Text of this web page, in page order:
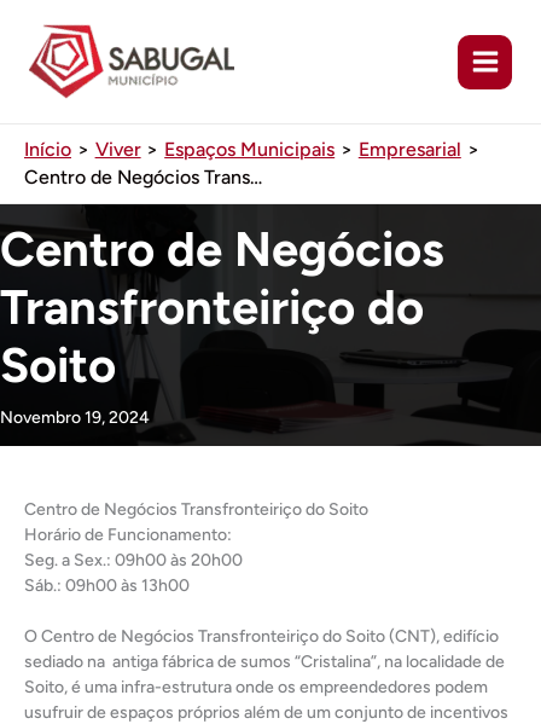
conteúdo
Início Viver Espaços Municipais
Empresarial
Centro de Negócios Transfronteiriço do Soito
Centro de Negócios
Transfronteiriço do
Soito
Novembro 19, 2024
Centro de Negócios Transfronteiriço do Soito
Horário de Funcionamento:
Seg. a Sex.: 09h00 às 20h00
Sáb.: 09h00 às 13h00
O Centro de Negócios Transfronteiriço do Soito (CNT), edifício
sediado na antiga fábrica de sumos “Cristalina”, na localidade de
Soito, é uma infra-estrutura onde os empreendedores podem
usufruir de espaços próprios além de um conjunto de incentivos